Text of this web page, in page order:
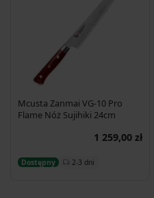
Mcusta Zanmai VG-10 Pro
Flame Nóż Sujihiki 24cm
1 259,00 zł
Dostępny 2-3 dni
Dodaj do koszyka